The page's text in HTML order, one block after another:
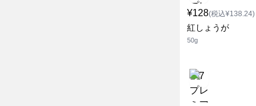
¥128(税込¥138.24)
紅しょうが
50g